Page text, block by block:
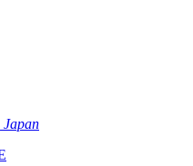
Japan